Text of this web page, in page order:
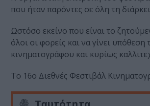
που ήταν παρόντες σε όλη τη
Ωστόσο εκείνο που είναι το
όλοι οι φορείς και να γίνει
κινηματογράφου και κυρίως
Το 16ο Διεθνές Φεστιβάλ